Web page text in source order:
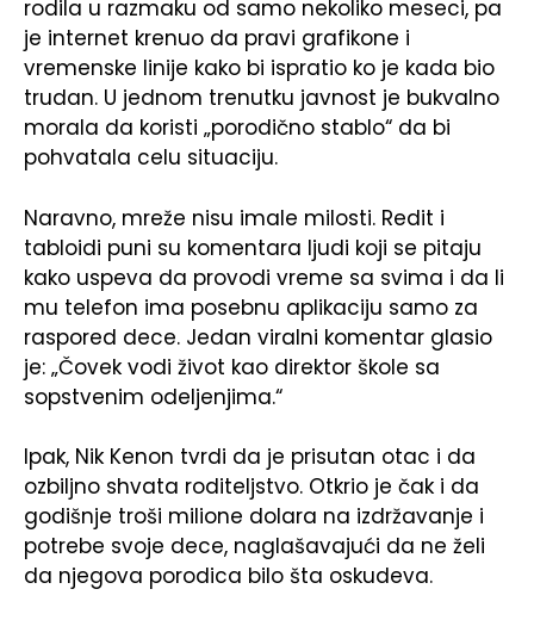
rodila u razmaku od samo nekoliko meseci, pa
je internet krenuo da pravi grafikone i
vremenske linije kako bi ispratio ko je kada bio
trudan. U jednom trenutku javnost je bukvalno
morala da koristi „porodično stablo“ da bi
pohvatala celu situaciju.
Naravno, mreže nisu imale milosti. Redit i
tabloidi puni su komentara ljudi koji se pitaju
kako uspeva da provodi vreme sa svima i da li
mu telefon ima posebnu aplikaciju samo za
raspored dece. Jedan viralni komentar glasio
je: „Čovek vodi život kao direktor škole sa
sopstvenim odeljenjima.“
Ipak, Nik Kenon tvrdi da je prisutan otac i da
ozbiljno shvata roditeljstvo. Otkrio je čak i da
godišnje troši milione dolara na izdržavanje i
potrebe svoje dece, naglašavajući da ne želi
da njegova porodica bilo šta oskudeva.